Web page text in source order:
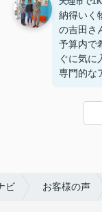
り、感謝
ました！
納得いく
の吉田さ
予算内で
ぐに気に
専門的な
鍵の受
ビ お客様の声